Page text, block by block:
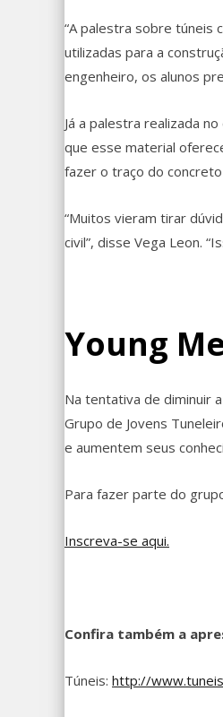
“A palestra sobre túneis
utilizadas para a
engenheiro, os alunos
Já a palestra realizada
que esse material
fazer o traço do
“Muitos vieram tirar
civil”, disse Vega Leon.
Young
Na tentativa de diminuir
Grupo de Jovens
e aumentem seus
Para fazer parte do
Inscreva-se aqui.
Confira também a
Túneis: http://